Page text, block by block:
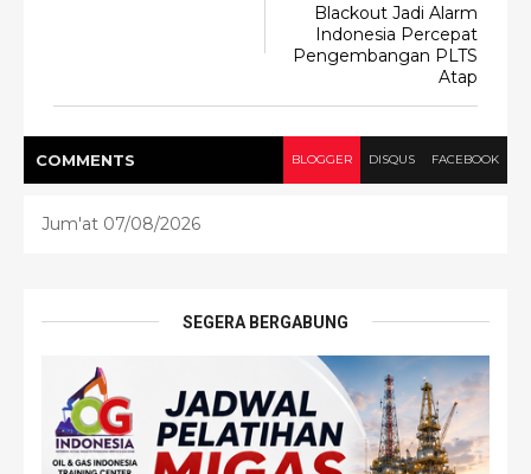
Blackout Jadi Alarm
Indonesia Percepat
Pengembangan PLTS
Atap
COMMENTS BLOGGER DISQUS FACEBOOK
Jum'at 07/08/2026
SEGERA BERGABUNG